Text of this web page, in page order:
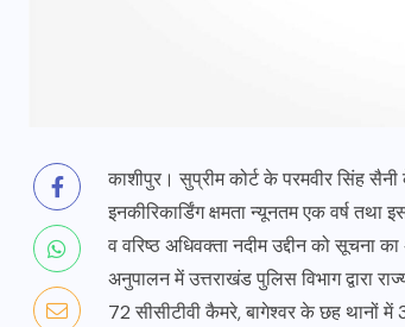
काशीपुर। सुप्रीम कोर्ट के परमवीर सिंह
इनकीरिकार्डिंग क्षमता न्यूनतम एक वर्ष
व वरिष्ठ अधिवक्ता नदीम उद्दीन को
अनुपालन में उत्तराखंड पुलिस विभाग द्वारा
72 सीसीटीवी कैमरे, बागेश्वर के छह थानों में